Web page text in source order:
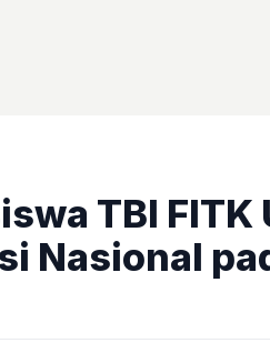
TBI FITK
Nasional